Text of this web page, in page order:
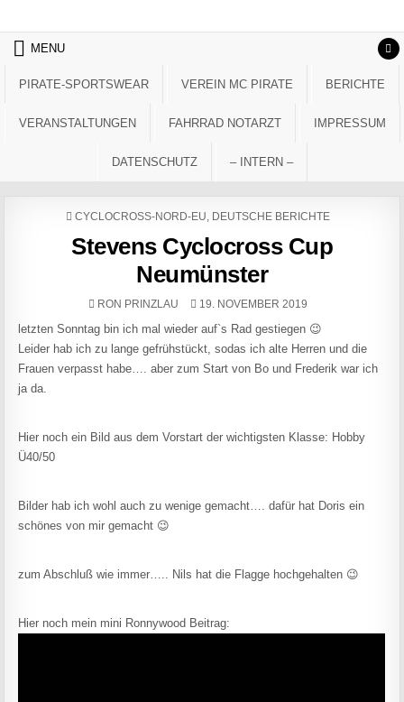
MENU
PIRATE-SPORTSWEAR VEREIN MC PIRATE BERICHTE
VERANSTALTUNGEN FAHRRAD NOTARZT IMPRESSUM
DATENSCHUTZ – INTERN –
POSTED IN
CYCLOCROSS-NORD-EU, DEUTSCHE BERICHTE
Stevens Cyclocross Cup
Neumünster
AUTHOR:
RON PRINZLAU PUBLISHED DATE:
19. NOVEMBER 2019
letzten Sonntag bin ich mal wieder auf`s Rad gestiegen 😉
Leider hab ich zu lange gefrühstückt, sodas ich alte Herren und die
Frauen verpasst habe…. aber zum Start von Bo und Frederik war ich
ja da.
Hier noch ein Bild aus dem Vorstart der wichtigsten Klasse: Hobby
Ü40/50
Bilder hab ich wohl auch zu wenige gemacht…. dafür hat Doris ein
schönes von mir gemacht 😉
zum Abschluß wie immer….. Nils hat die Flagge hochgehalten 😉
Hier noch mein mini Ronnywood Beitrag: